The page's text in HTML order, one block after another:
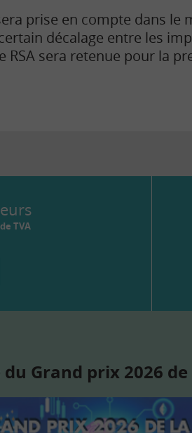
prise en compte dans le
décalage entre les
RSA sera retenue pour la
TVA
du Grand prix 2026